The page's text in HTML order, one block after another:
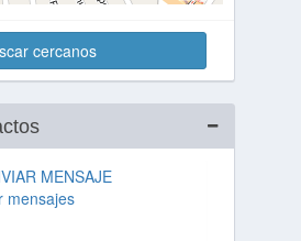
cercanos
MENSAJE
mensajes